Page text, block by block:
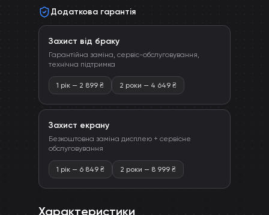
Додаткова гарантія
Захист від браку
Гарантійна заміна, сервіс-обслуговування,
технічна підтримка
1 рік — 2 899 ₴ 2 роки — 4 649 ₴
Захист екрану
Безкоштовна заміна дисплею + сервісне
обслуговування
1 рік — 6 849 ₴ 2 роки — 8 999 ₴
Характеристики